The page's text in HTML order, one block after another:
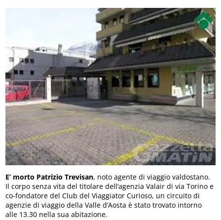
E’ morto Patrizio Trevisan, noto agente di viaggio valdostano.
Il corpo senza vita del titolare dell’agenzia Valair di via Torino e
co-fondatore del Club del Viaggiator Curioso, un circuito di
agenzie di viaggio della Valle d’Aosta è stato trovato intorno
alle 13.30 nella sua abitazione.